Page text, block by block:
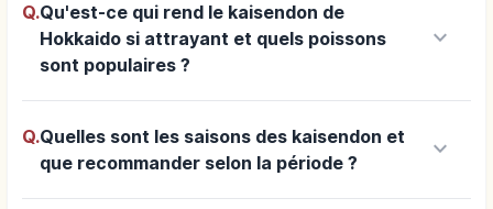
Q.Qu'est-ce qui rend le kaisendon de
Hokkaido si attrayant et quels poissons
sont populaires ?
keyboard_arrow_down
Q.Quelles sont les saisons des kaisendon et
que recommander selon la période ?
keyboard_arrow_down